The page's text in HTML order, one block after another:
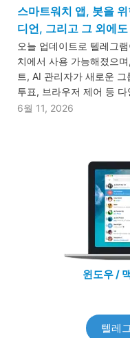
스마트워치 앱, 봇을
디언, 그리고 그 외에
오늘 업데이트로 텔레그
치에서 사용 가능해졌으
트, AI 관리자가 새로운
투표, 브라우저 제어 등
6월 11, 2026
윈도우 /
텔레